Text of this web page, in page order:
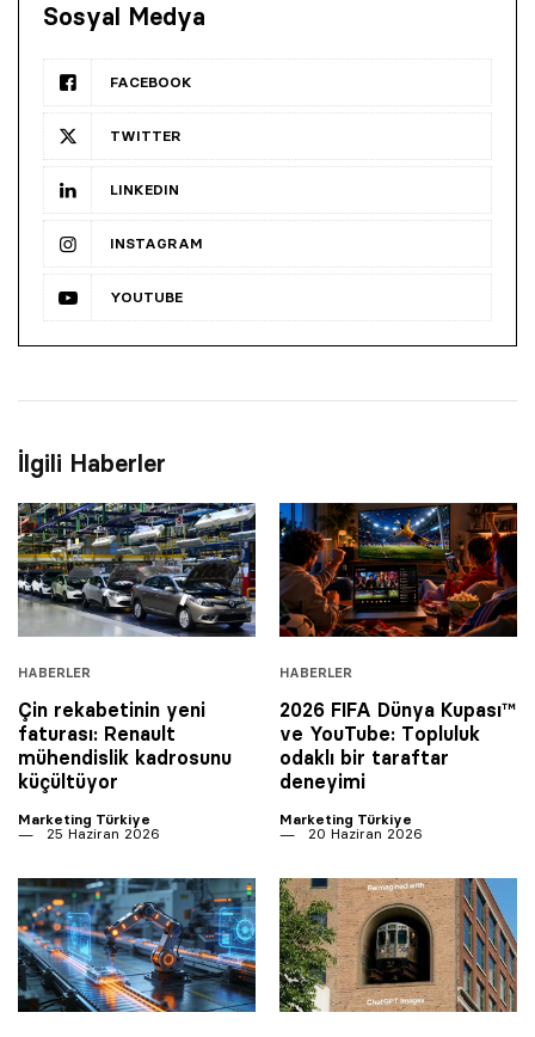
Sosyal Medya
FACEBOOK
TWITTER
LINKEDIN
INSTAGRAM
YOUTUBE
İlgili Haberler
HABERLER
Çin rekabetinin yeni
faturası: Renault
mühendislik kadrosunu
küçültüyor
Marketing Türkiye
25 Haziran 2026
HABERLER
2026 FIFA Dünya Kupası™
ve YouTube: Topluluk
odaklı bir taraftar
deneyimi
Marketing Türkiye
20 Haziran 2026